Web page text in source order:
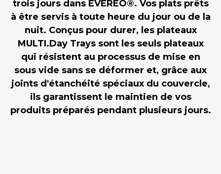
trois jours dans EVEREO®. Vos plats prêts
à être servis à toute heure du jour ou de la
nuit. Conçus pour durer, les plateaux
MULTI.Day Trays sont les seuls plateaux
qui résistent au processus de mise en
sous vide sans se déformer et, grâce aux
joints d'étanchéité spéciaux du couvercle,
ils garantissent le maintien de vos
produits préparés pendant plusieurs jours.